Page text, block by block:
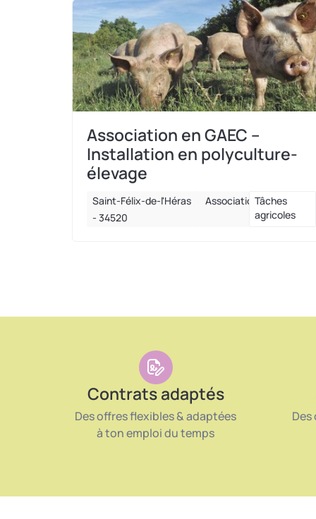
Association en GAEC –
Installation en polyculture-
élevage
Saint-Félix-de-l'Héras
- 34520
AssociationTâches
agricoles
Contrats adaptés
Des offres flexibles & adaptées
à ton emploi du temps
Des